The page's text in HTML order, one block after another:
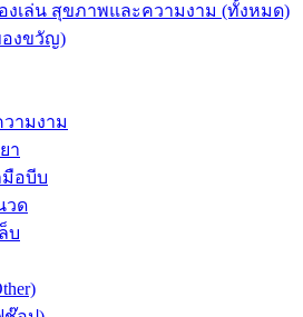
เล่น สุขภาพและความงาม (ทั้งหมด)
องขวัญ)
ามงาม
า
อบีบ
วด
บ